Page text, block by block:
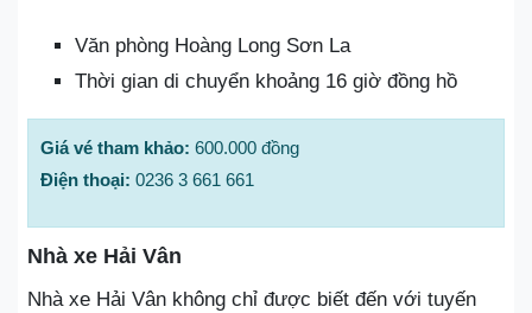
Văn phòng Hoàng Long Sơn La
Thời gian di chuyển khoảng 16 giờ đồng hồ
Giá vé tham khảo: 600.000 đồng
Điện thoại: 0236 3 661 661
Nhà xe Hải Vân
Nhà xe Hải Vân không chỉ được biết đến với tuyến